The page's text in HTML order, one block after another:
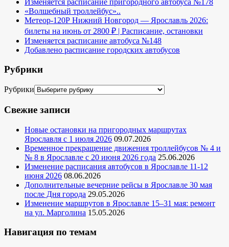
«Волшебный троллейбус»..
Метеор-120Р Нижний Новгород — Ярославль 2026:
билеты на июнь от 2800 ₽ | Расписание, остановки
Изменяется расписание автобуса №148
Добавлено расписание городских автобусов
Рубрики
Рубрики
Свежие записи
Новые остановки на пригородных маршрутах
Ярославля с 1 июля 2026 09.07.2026
Временное прекращение движения троллейбусов № 4 и
№ 8 в Ярославле с 20 июня 2026 года 25.06.2026
Изменение расписания автобусов в Ярославле 11-12
июня 2026 08.06.2026
Дополнительные вечерние рейсы в Ярославле 30 мая
после Дня города 29.05.2026
Изменение маршрутов в Ярославле 15–31 мая: ремонт
на ул. Марголина 15.05.2026
Навигация по темам